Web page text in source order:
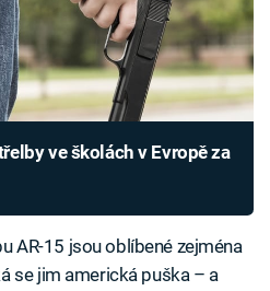
ve školách v Evropě za
AR-15 jsou oblíbené zejména
se jim americká puška – a